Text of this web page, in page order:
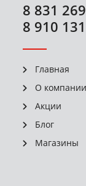
8 831
8 910
Главная
О компании
Акции
Блог
Магазины